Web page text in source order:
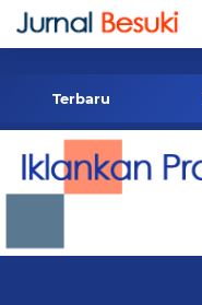
-->
Terbaru